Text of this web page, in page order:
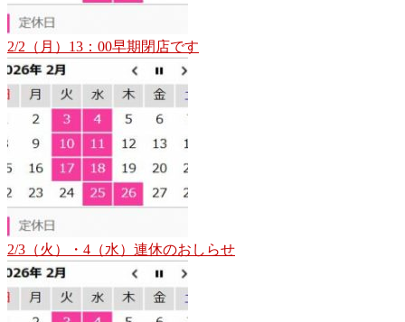
2/2（月）13：00早期閉店です
2/3（火）・4（水）連休のおしらせ